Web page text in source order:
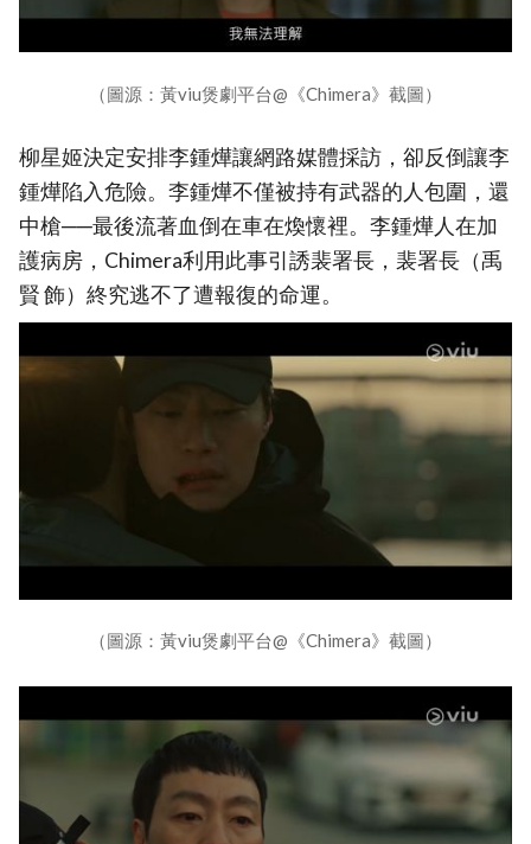
（圖源：黃viu煲劇平台@《Chimera》截圖）
柳星姬決定安排李鍾燁讓網路媒體採訪，卻反倒讓李
鍾燁陷入危險。李鍾燁不僅被持有武器的人包圍，還
中槍──最後流著血倒在車在煥懷裡。李鍾燁人在加
護病房，Chimera利用此事引誘裴署長，裴署長（禹
賢 飾）終究逃不了遭報復的命運。
（圖源：黃viu煲劇平台@《Chimera》截圖）